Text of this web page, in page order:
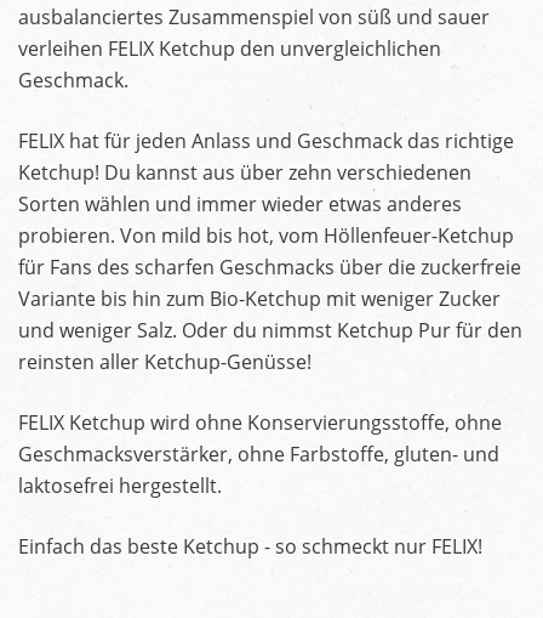
ausbalanciertes Zusammenspiel von süß und sauer
verleihen FELIX Ketchup den unvergleichlichen
Geschmack.
FELIX hat für jeden Anlass und Geschmack das richtige
Ketchup! Du kannst aus über zehn verschiedenen
Sorten wählen und immer wieder etwas anderes
probieren. Von mild bis hot, vom Höllenfeuer-Ketchup
für Fans des scharfen Geschmacks über die zuckerfreie
Variante bis hin zum Bio-Ketchup mit weniger Zucker
und weniger Salz. Oder du nimmst Ketchup Pur für den
reinsten aller Ketchup-Genüsse!
FELIX Ketchup wird ohne Konservierungsstoffe, ohne
Geschmacksverstärker, ohne Farbstoffe, gluten- und
laktosefrei hergestellt.
Einfach das beste Ketchup - so schmeckt nur FELIX!